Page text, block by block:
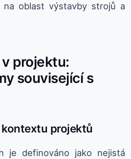
na oblast výstavby strojů a
projektu:
související s
projektů
je definováno jako nejistá